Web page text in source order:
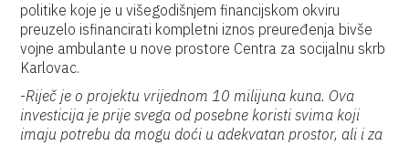
politike koje je u višegodišnjem financijskom okviru
preuzelo isfinancirati kompletni iznos preuređenja bivše
vojne ambulante u nove prostore Centra za socijalnu skrb
Karlovac.
-Riječ je o projektu vrijednom 10 milijuna kuna. Ova
investicija je prije svega od posebne koristi svima koji
imaju potrebu da mogu doći u adekvatan prostor, ali i za